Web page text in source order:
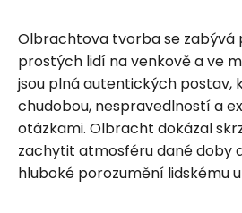
Olbrachtova tvorba se zabývá
prostých lidí na venkově a ve
jsou plná autentických postav,
chudobou, nespravedlností a
otázkami. Olbracht dokázal
zachytit atmosféru dané doby
hluboké porozumění lidskému